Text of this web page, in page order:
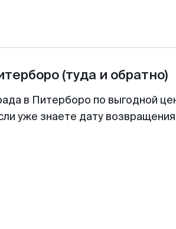
(туда и обратно)
в Питерборо по выгодной
уже знаете дату возвращения